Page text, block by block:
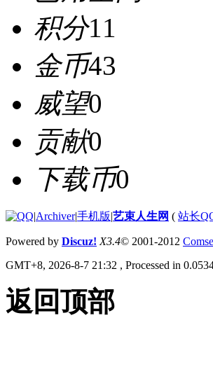
积分11
金币43
威望0
贡献0
下载币0
|Archiver|手机版|艺束人生网 ( 站长
Powered by Discuz! X3.4© 2001-2012
GMT+8, 2026-8-7 21:32 , Processed in
返回顶部